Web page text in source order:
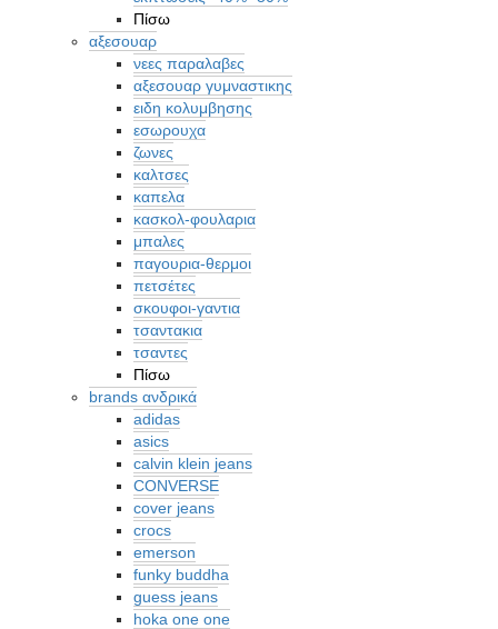
Πίσω
αξεσουαρ
νεες παραλαβες
αξεσουαρ γυμναστικης
ειδη κολυμβησης
εσωρουχα
ζωνες
καλτσες
καπελα
κασκολ-φουλαρια
μπαλες
παγουρια-θερμοι
πετσέτες
σκουφοι-γαντια
τσαντακια
τσαντες
Πίσω
brands ανδρικά
adidas
asics
calvin klein jeans
CONVERSE
cover jeans
crocs
emerson
funky buddha
guess jeans
hoka one one